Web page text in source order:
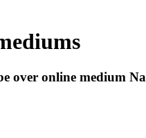
over online medium